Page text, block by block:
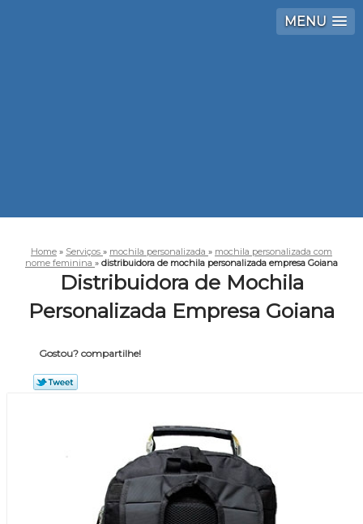
MENU
Home » Serviços » mochila personalizada » mochila personalizada com
nome feminina » distribuidora de mochila personalizada empresa Goiana
Distribuidora de Mochila
Personalizada Empresa Goiana
Gostou? compartilhe!